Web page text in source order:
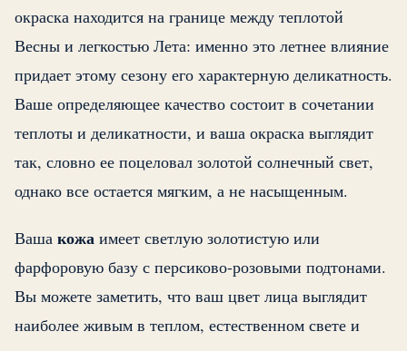
окраска находится на границе между теплотой
Весны и легкостью Лета: именно это летнее влияние
придает этому сезону его характерную деликатность.
Ваше определяющее качество состоит в сочетании
теплоты и деликатности, и ваша окраска выглядит
так, словно ее поцеловал золотой солнечный свет,
однако все остается мягким, а не насыщенным.
Ваша кожа имеет светлую золотистую или
фарфоровую базу с персиково-розовыми подтонами.
Вы можете заметить, что ваш цвет лица выглядит
наиболее живым в теплом, естественном свете и